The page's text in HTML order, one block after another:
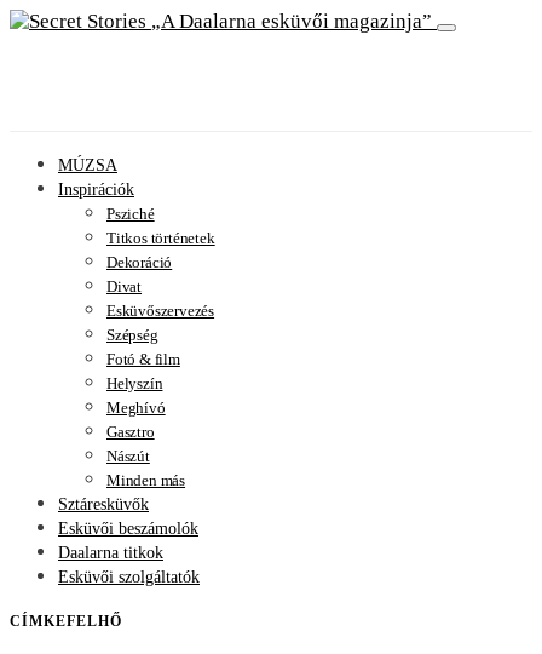
A Daalarna esküvői magazinja
MÚZSA
Inspirációk
Psziché
Titkos történetek
Dekoráció
Divat
Esküvőszervezés
Szépség
Fotó & film
Helyszín
Meghívó
Gasztro
Nászút
Minden más
Sztáresküvők
Esküvői beszámolók
Daalarna titkok
Esküvői szolgáltatók
CÍMKEFELHŐ